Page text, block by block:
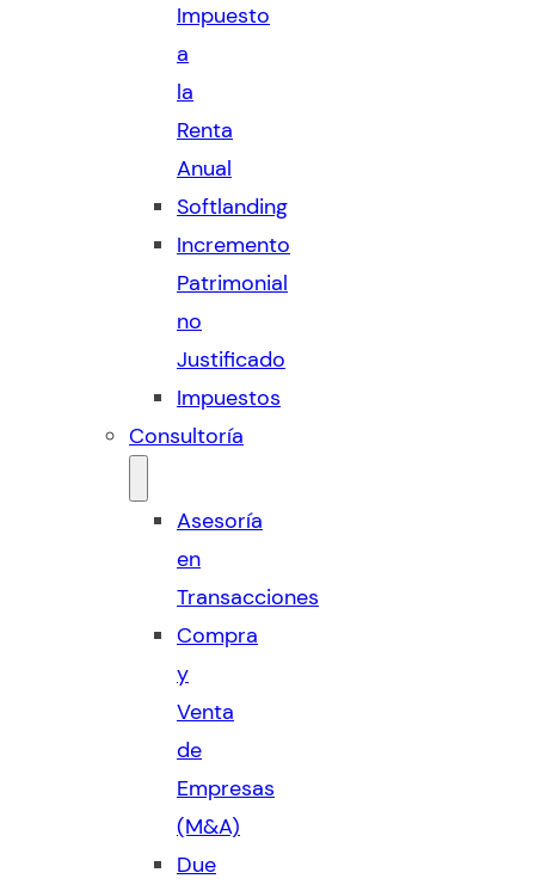
Impuesto
a
la
Renta
Anual
Softlanding
Incremento
Patrimonial
no
Justificado
Impuestos
Consultoría
Asesoría
en
Transacciones
Compra
y
Venta
de
Empresas
(M&A)
Due